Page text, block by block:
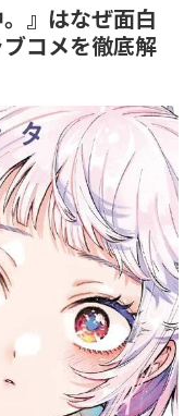
』はなぜ面白
コメを徹底解